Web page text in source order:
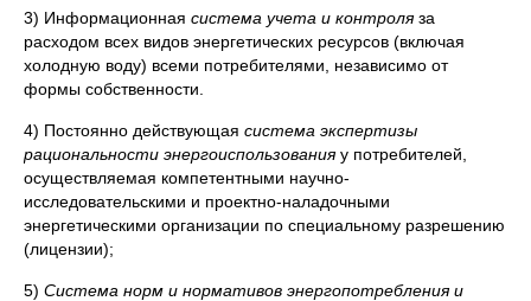
3) Информационная система учета и контроляза
расходом всех видов энергетических ресурсов (включая
холодную воду) всеми потребителями, независимо от
формы собственности.
4) Постоянно действующая система экспертизы
рациональности энергоиспользованияу потребителей,
осуществляемая компетентными научно-
исследовательскими и проектно-наладочными
энергетическими организации по специальному разрешению
(лицензии);
5) Система норм и нормативов энергопотребления и